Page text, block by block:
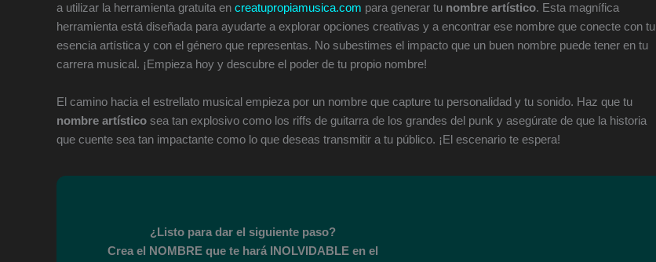
a utilizar la herramienta gratuita en creatupropiamusica.com para generar tu nombre artístico. Esta magnífica
herramienta está diseñada para ayudarte a explorar opciones creativas y a encontrar ese nombre que conecte con tu
esencia artística y con el género que representas. No subestimes el impacto que un buen nombre puede tener en tu
carrera musical. ¡Empieza hoy y descubre el poder de tu propio nombre!
El camino hacia el estrellato musical empieza por un nombre que capture tu personalidad y tu sonido. Haz que tu
nombre artístico sea tan explosivo como los riffs de guitarra de los grandes del punk y asegúrate de que la historia
que cuente sea tan impactante como lo que deseas transmitir a tu público. ¡El escenario te espera!
¿Listo para dar el siguiente paso?
Crea el NOMBRE que te hará INOLVIDABLE en el